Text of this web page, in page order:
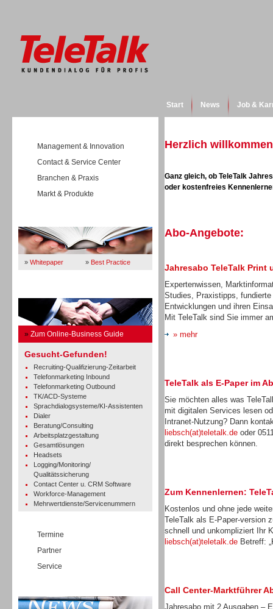
Start News Job &
Management & Innovation
Contact & Service Center
Branchen & Praxis
Markt & Produkte
» Whitepaper » Best Practice
» Zum Online-Business Guide
Gesucht-Gefunden!
Recruiting-Qualifizierung-Zeitarbeit
Telefonmarketing Inbound
Telefonmarketing Outbound
TK/ACD-Systeme
Sprachdialogsysteme/KI-Assistenten
Dialer
Beratung/Consulting
Arbeitsplatzgestaltung
Gesamtlösungen
Headsets
Logging/Monitoring/
Qualitätssicherung
Contact Center u. CRM Software
Workforce-Management
Mehrwertdienste/Servicenummern
Termine
Partner
Service
Herzlich
Ganz gleich, ob TeleTalk
oder kostenfreies
Abo-Angebote:
Jahresabo TeleTalk Print
Expertenwissen,
Studies, Praxistipps,
Entwicklungen und ihren
Mit TeleTalk sind Sie immer
» mehr
TeleTalk als E-Paper im
Sie möchten alles was
mit digitalen Services lesen
Intranet-Nutzung? Dann
liebsch(at)teletalk.de oder
direkt besprechen können.
Zum Kennenlernen:
Kostenlos und ohne jede
TeleTalk als E-Paper-version
schnell und unkompliziert Ihr
liebsch(at)teletalk.de Betreff:
Call Center-Marktführer
Jahresabo mit 2 Ausgaben –